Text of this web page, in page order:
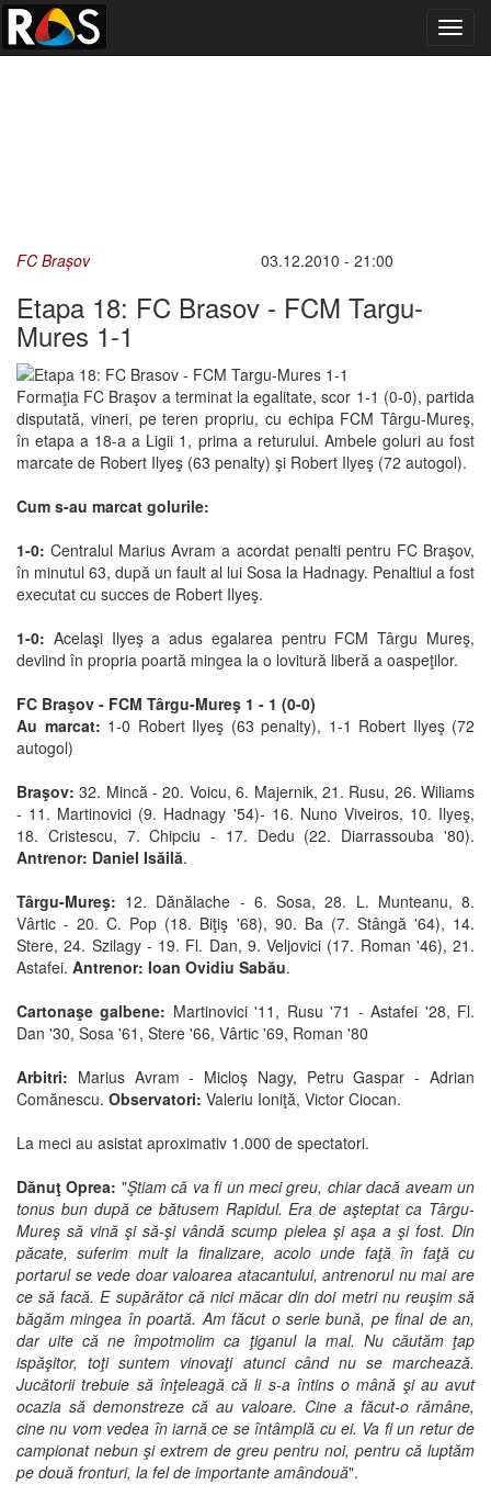
FC Brașov 03.12.2010 - 21:00
Etapa 18: FC Brasov - FCM Targu-
Mures 1-1
Formaţia FC Braşov a terminat la egalitate, scor 1-1 (0-0), partida
disputată, vineri, pe teren propriu, cu echipa FCM Târgu-Mureş,
în etapa a 18-a a Ligii 1, prima a returului. Ambele goluri au fost
marcate de Robert Ilyeş (63 penalty) şi Robert Ilyeş (72 autogol).
Cum s-au marcat golurile:
1-0:Centralul Marius Avram a acordat penalti pentru FC Braşov,
în minutul 63, după un fault al lui Sosa la Hadnagy. Penaltiul a fost
executat cu succes de Robert Ilyeş.
1-0: Acelaşi Ilyeş a adus egalarea pentru FCM Târgu Mureş,
deviind în propria poartă mingea la o lovitură liberă a oaspeţilor.
FC Braşov - FCM Târgu-Mureş 1 - 1 (0-0)
Au marcat: 1-0 Robert Ilyeş (63 penalty), 1-1 Robert Ilyeş (72
autogol)
Braşov:32. Mincă - 20. Voicu, 6. Majernik, 21. Rusu, 26. Wiliams
- 11. Martinovici (9. Hadnagy '54)- 16. Nuno Viveiros, 10. Ilyeş,
18. Cristescu, 7. Chipciu - 17. Dedu (22. Diarrassouba '80).
Antrenor: Daniel Isăilă.
Târgu-Mureş: 12. Dănălache - 6. Sosa, 28. L. Munteanu, 8.
Vârtic - 20. C. Pop (18. Biţiş '68), 90. Ba (7. Stângă '64), 14.
Stere, 24. Szilagy - 19. Fl. Dan, 9. Veljovici (17. Roman '46), 21.
Astafei. Antrenor: Ioan Ovidiu Sabău.
Cartonaşe galbene: Martinovici '11, Rusu '71 - Astafei '28, Fl.
Dan '30, Sosa '61, Stere '66, Vârtic '69, Roman '80
Arbitri: Marius Avram - Micloş Nagy, Petru Gaspar - Adrian
Comănescu. Observatori: Valeriu Ioniţă, Victor Ciocan.
La meci au asistat aproximativ 1.000 de spectatori.
Dănuţ Oprea: "Ştiam că va fi un meci greu, chiar dacă aveam un
tonus bun după ce bătusem Rapidul. Era de aşteptat ca Târgu-
Mureş să vină şi să-şi vândă scump pielea şi aşa a şi fost. Din
păcate, suferim mult la finalizare, acolo unde faţă în faţă cu
portarul se vede doar valoarea atacantului, antrenorul nu mai are
ce să facă. E supărător că nici măcar din doi metri nu reuşim să
băgăm mingea în poartă. Am făcut o serie bună, pe final de an,
dar uite că ne împotmolim ca ţiganul la mal. Nu căutăm ţap
ispăşitor, toţi suntem vinovaţi atunci când nu se marchează.
Jucătorii trebuie să înţeleagă că li s-a întins o mână şi au avut
ocazia să demonstreze că au valoare. Cine a făcut-o rămâne,
cine nu vom vedea în iarnă ce se întâmplă cu ei. Va fi un retur de
campionat nebun şi extrem de greu pentru noi, pentru că luptăm
pe două fronturi, la fel de importante amândouă".